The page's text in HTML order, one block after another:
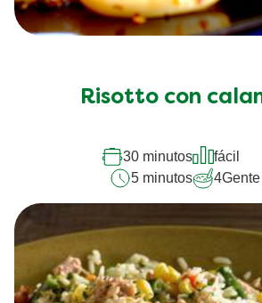
Risotto con
30 minutos
fácil
5 minutos
4Gente